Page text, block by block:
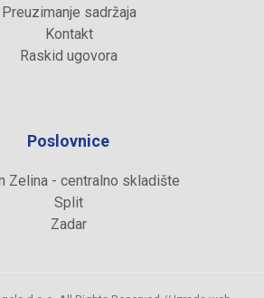
Preuzimanje sadržaja
Kontakt
Raskid ugovora
Poslovnice
Zelina - centralno skladište
Split
Zadar